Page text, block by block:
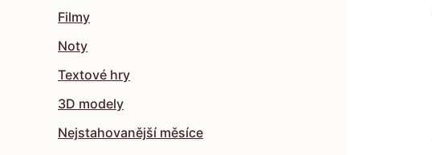
Filmy
Noty
Textové hry
3D modely
Nejstahovanější měsíce